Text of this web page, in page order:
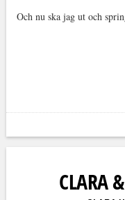
Och nu ska jag ut och
CLARA